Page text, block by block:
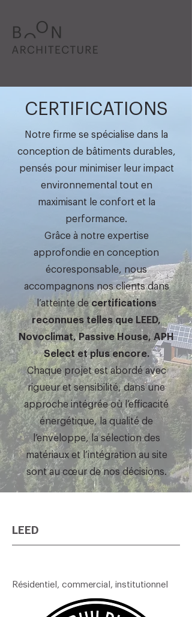
CERTIFICATIONS
Notre firme se spécialise dans la
conception de bâtiments durables,
pensés pour minimiser leur impact
environnemental tout en
maximisant le confort et la
performance.
Grâce à notre expertise
approfondie en conception
écoresponsable, nous
accompagnons nos clients dans
l’atteinte decertifications
reconnues telles que LEED,
Novoclimat, Passive House, APH
Select et plus encore.
Chaque projet est abordé avec
rigueur et sensibilité, dans une
approche intégrée où l’efficacité
énergétique, la qualité de
l’enveloppe, la sélection des
matériaux et l’intégration au site
sont au cœur de nos décisions.
LEED
Résidentiel, commercial, institutionnel